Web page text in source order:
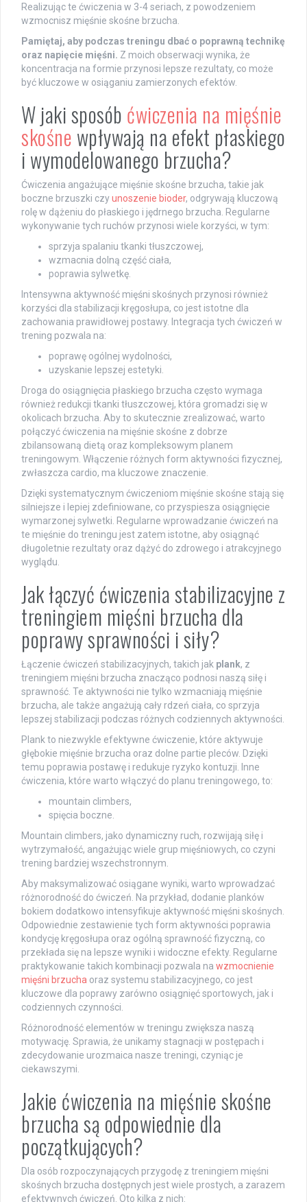
Realizując te ćwiczenia w 3-4 seriach, z powodzeniem
wzmocnisz mięśnie skośne brzucha.
Pamiętaj, aby podczas treningu dbać o poprawną technikę
oraz napięcie mięśni. Z moich obserwacji wynika, że
koncentracja na formie przynosi lepsze rezultaty, co może
być kluczowe w osiąganiu zamierzonych efektów.
W jaki sposób ćwiczenia na mięśnie
skośne wpływają na efekt płaskiego
i wymodelowanego brzucha?
Ćwiczenia angażujące mięśnie skośne brzucha, takie jak
boczne brzuszki czyunoszenie bioder, odgrywają kluczową
rolę w dążeniu do płaskiego i jędrnego brzucha. Regularne
wykonywanie tych ruchów przynosi wiele korzyści, w tym:
sprzyja spalaniu tkanki tłuszczowej,
wzmacnia dolną część ciała,
poprawia sylwetkę.
Intensywna aktywność mięśni skośnych przynosi również
korzyści dla stabilizacji kręgosłupa, co jest istotne dla
zachowania prawidłowej postawy. Integracja tych ćwiczeń w
trening pozwala na:
poprawę ogólnej wydolności,
uzyskanie lepszej estetyki.
Droga do osiągnięcia płaskiego brzucha często wymaga
również redukcji tkanki tłuszczowej, która gromadzi się w
okolicach brzucha. Aby to skutecznie zrealizować, warto
połączyć ćwiczenia na mięśnie skośne z dobrze
zbilansowaną dietą oraz kompleksowym planem
treningowym. Włączenie różnych form aktywności fizycznej,
zwłaszcza cardio, ma kluczowe znaczenie.
Dzięki systematycznym ćwiczeniom mięśnie skośne stają się
silniejsze i lepiej zdefiniowane, co przyspiesza osiągnięcie
wymarzonej sylwetki. Regularne wprowadzanie ćwiczeń na
te mięśnie do treningu jest zatem istotne, aby osiągnąć
długoletnie rezultaty oraz dążyć do zdrowego i atrakcyjnego
wyglądu.
Jak łączyć ćwiczenia stabilizacyjne z
treningiem mięśni brzucha dla
poprawy sprawności i siły?
Łączenie ćwiczeń stabilizacyjnych, takich jak plank, z
treningiem mięśni brzucha znacząco podnosi naszą siłę i
sprawność. Te aktywności nie tylko wzmacniają mięśnie
brzucha, ale także angażują cały rdzeń ciała, co sprzyja
lepszej stabilizacji podczas różnych codziennych aktywności.
Plank to niezwykle efektywne ćwiczenie, które aktywuje
głębokie mięśnie brzucha oraz dolne partie pleców. Dzięki
temu poprawia postawę i redukuje ryzyko kontuzji. Inne
ćwiczenia, które warto włączyć do planu treningowego, to:
mountain climbers,
spięcia boczne.
Mountain climbers, jako dynamiczny ruch, rozwijają siłę i
wytrzymałość, angażując wiele grup mięśniowych, co czyni
trening bardziej wszechstronnym.
Aby maksymalizować osiągane wyniki, warto wprowadzać
różnorodność do ćwiczeń. Na przykład, dodanie planków
bokiem dodatkowo intensyfikuje aktywność mięśni skośnych.
Odpowiednie zestawienie tych form aktywności poprawia
kondycję kręgosłupa oraz ogólną sprawność fizyczną, co
przekłada się na lepsze wyniki i widoczne efekty. Regularne
praktykowanie takich kombinacji pozwala na wzmocnienie
mięśni brzucha oraz systemu stabilizacyjnego, co jest
kluczowe dla poprawy zarówno osiągnięć sportowych, jak i
codziennych czynności.
Różnorodność elementów w treningu zwiększa naszą
motywację. Sprawia, że unikamy stagnacji w postępach i
zdecydowanie urozmaica nasze treningi, czyniąc je
ciekawszymi.
Jakie ćwiczenia na mięśnie skośne
brzucha są odpowiednie dla
początkujących?
Dla osób rozpoczynających przygodę z treningiem mięśni
skośnych brzucha dostępnych jest wiele prostych, a zarazem
efektywnych ćwiczeń. Oto kilka z nich: